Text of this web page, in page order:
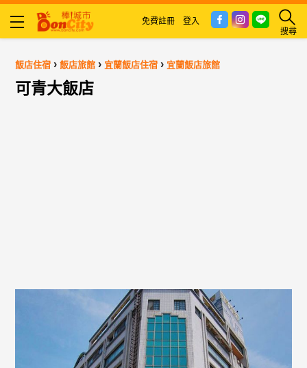
搜尋
免費註冊 登入
飯店住宿 ›飯店旅館 › 宜蘭飯店住宿 › 宜蘭飯店旅館
可青大飯店